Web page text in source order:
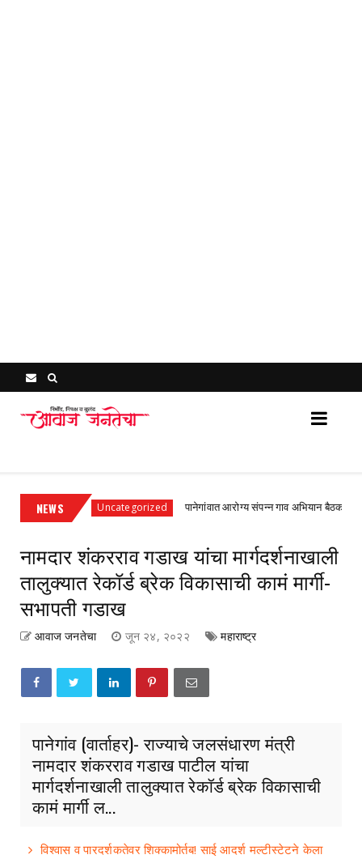
NEWS Uncategorized पानेगांवात आरोग्य संपन्न गाव अभियान बैठक संपन्न
नामदार शंकरराव गडाख यांचा मार्गदर्शनाखाली
तालुक्यात रेकॉर्ड ब्रेक विकासाची कामं मार्गी-
सभापती गडाख
आवाज जनतेचा जून २४, २०२२ महाराष्ट्र
पानेगांव (वार्ताहर)- राज्याचे जलसंधारण मंत्री
नामदार शंकरराव गडाख पाटील यांचा
मार्गदर्शनाखाली तालुक्यात रेकॉर्ड ब्रेक विकासाची
कामं मार्गी ल...
विश्वास व पारदर्शकतेवर शिक्कामोर्तब! साई आदर्श मल्टीस्टेटने केला